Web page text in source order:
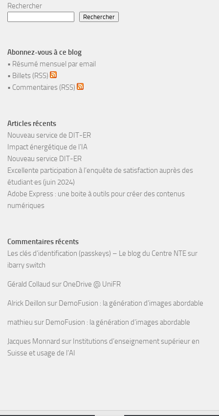
Rechercher
Rechercher
Abonnez-vous à ce blog
• Résumé mensuel par email
• Billets (RSS)
• Commentaires (RSS)
Articles récents
Nouveau service de DIT-ER
Impact énergétique de l’IA
Nouveau service DIT-ER
Excellente participation à l’enquête de satisfaction auprès des
étudiant·es (juin 2024)
Adobe Express : une boite à outils pour créer des contenus
numériques
Commentaires récents
Les clés d’identification (passkeys) – Le blog du Centre NTEsur
ibarry switch
Gérald Collaud sur OneDrive @ UniFR
Alrick Deillon sur DemoFusion : la génération d’images abordable
mathieu sur DemoFusion : la génération d’images abordable
Jacques Monnard sur Institutions d’enseignement supérieur en
Suisse et usage de l’AI